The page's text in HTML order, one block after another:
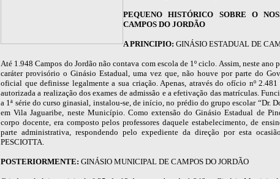
PEQUENO HISTÓRICO SOBRE O
CAMPOS DO JORDÃO
A PRINCIPIO: GINÁSIO ESTADUAL DE
Até 1.948 Campos do Jordão não contava com escola de 1º ciclo. Assim, neste ano
caráter provisório o Ginásio Estadual, uma vez que, não houve por parte do
oficial que definisse legalmente a sua criação. Apenas, através do ofício nº
autorizada a realização dos exames de admissão e a efetivação das matrículas.
a 1ª série do curso ginasial, instalou-se, de início, no prédio do grupo escolar “Dr.
em Vila Jaguaribe, neste Município. Como extensão do Ginásio Estadual de
corpo docente, era composto pelos professores daquele estabelecimento, de
parte administrativa, respondendo pelo expediente da direção por esta
PESCIOTTA.
POSTERIORMENTE: GINÁSIO MUNICIPAL DE CAMPOS DO JORDÃO